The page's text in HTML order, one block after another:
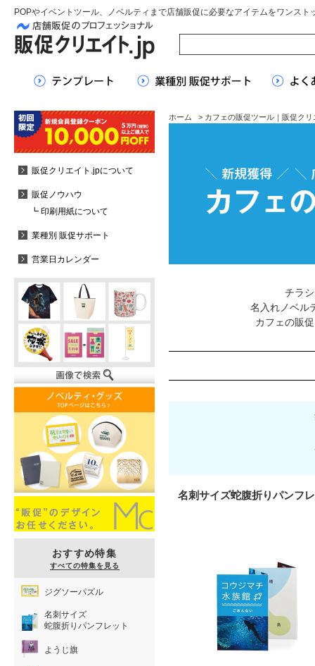
POPやイベントツール、ノベルティまで店舗販促に必要なアイテムをワンスト
ホーム > カフェの販促ツール｜販促ク
チラ
名入れノベル
カフェの販
名刺サイズ蛇腹折りパンフ
販促クリエイト.jpについて
販促ノウハウ
┗ 印刷用紙について
業種別 販促サポート
営業日カレンダー
おすすめ特集
すべての特集を見る
ジグソーパズル
名刺サイズ
蛇腹折りパンフレット
ようじ旗